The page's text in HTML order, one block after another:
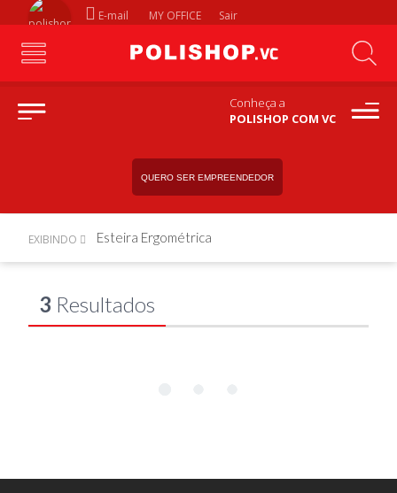
E-mail MY OFFICE Sair
Conheça a
POLISHOP COM VC
QUERO SER EMPREENDEDOR
EXIBINDO Esteira Ergométrica
3 Resultados